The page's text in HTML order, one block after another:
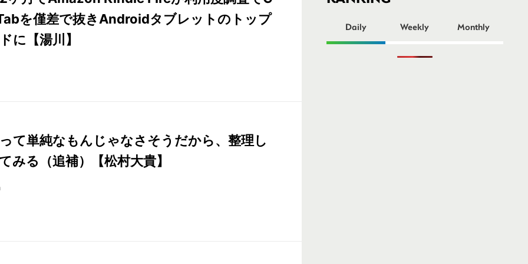
を僅差で抜きAndroidタブレットのトップ
に【湯川】
て単純なもんじゃなさそうだから、整理し
みる（追補）【松村大貴】
Daily Weekly Monthly